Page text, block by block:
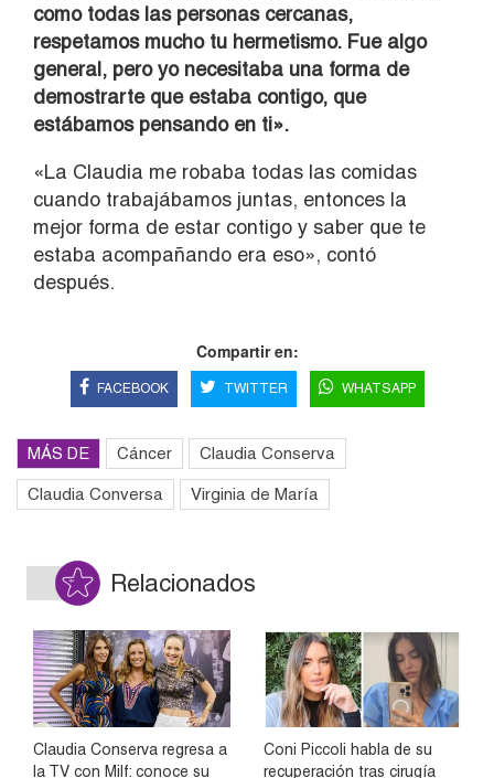
como todas las personas cercanas,
respetamos mucho tu hermetismo. Fue algo
general, pero yo necesitaba una forma de
demostrarte que estaba contigo, que
estábamos pensando en ti».
«La Claudia me robaba todas las comidas
cuando trabajábamos juntas, entonces la
mejor forma de estar contigo y saber que te
estaba acompañando era eso», contó
después.
Compartir en:
FACEBOOK TWITTER WHATSAPP
MÁS DE Cáncer Claudia Conserva
Claudia Conversa Virginia de María
Relacionados
Claudia Conserva regresa a
la TV con Milf: conoce su
Coni Piccoli habla de su
recuperación tras cirugía